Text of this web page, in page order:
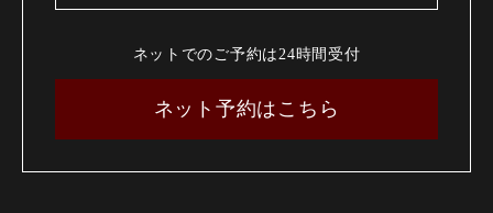
ネットでのご予約は24時間受付
ネット予約はこちら